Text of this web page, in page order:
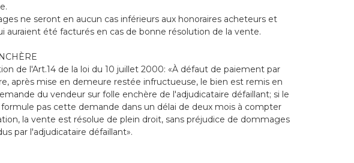
ne seront en aucun cas inférieurs aux honoraires acheteurs et
auraient été facturés en cas de bonne résolution de la vente.
de l'Art.14 de la loi du 10 juillet 2000: «À défaut de paiement par
après mise en demeure restée infructueuse, le bien est remis en
du vendeur sur folle enchère de l'adjudicataire défaillant; si le
pas cette demande dans un délai de deux mois à compter
la vente est résolue de plein droit, sans préjudice de dommages
par l'adjudicataire défaillant».